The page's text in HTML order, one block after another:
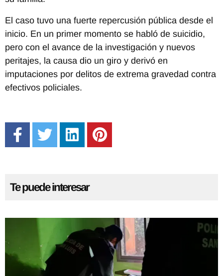
El caso tuvo una fuerte repercusión pública desde el
inicio. En un primer momento se habló de suicidio,
pero con el avance de la investigación y nuevos
peritajes, la causa dio un giro y derivó en
imputaciones por delitos de extrema gravedad contra
efectivos policiales.
Te puede interesar